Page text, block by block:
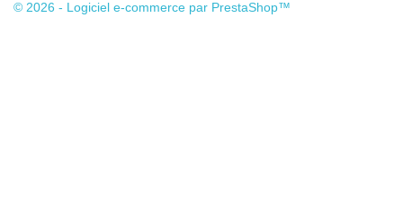
© 2026 - Logiciel e-commerce par PrestaShop™